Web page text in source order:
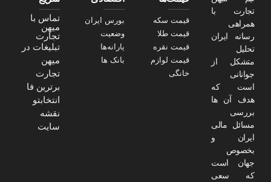
تجارت با
همراهی
رسانه ایران
تحلیل
متشکل از
جوانانی
است که
هدف آن ها
بررسی
مسائل مالی
ایران و
بخصوص
جهان است
که سعی
قیمت سکه
قیمت طلا
قیمت نقره
قیمت لوازم
خانگی
بورس ایران
وضعیت
یارانه‌ها
بانک ها
تماس با
میهن
تجارت
تبلیغات در
میهن
تجارت
برترین فا
انتخابتو
نقشه
سایت